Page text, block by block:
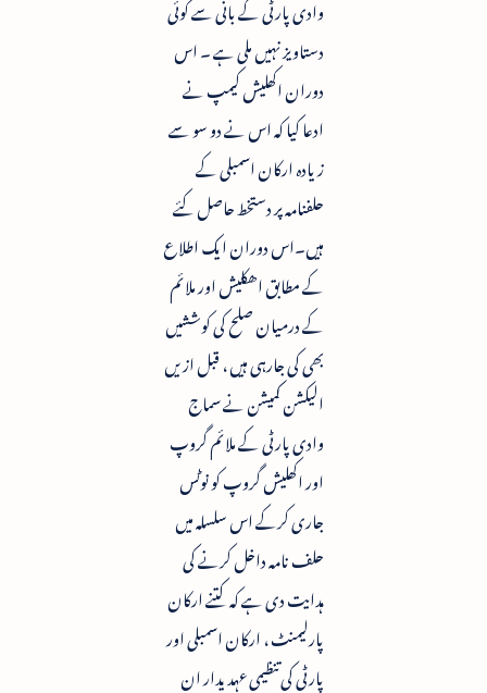
وادی پارٹی کے بانی سے کوئی
دستاویز نہیں ملی ہے ۔ اس
دوران اکھلیش کیمپ نے
ادعا کیا کہ اس نے دو سو سے
زیادہ ارکان اسمبلی کے
حلفنامہ پر دستخط حاصل کئے
ہیں۔اس دوران ایک اطلاع
کے مطابق اھکلیش اور ملائم
کے درمیان صلح کی کوششیں
بھی کی جارہی ہیں ، قبل ازیں
الیکشن کمیشن نے سماج
وادی پارٹی کے ملائم گروپ
اور اکھلیش گروپ کو نوٹس
جاری کرکے اس سلسلہ میں
حلف نامہ داخل کرنے کی
ہدایت دی ہے کہ کتنے ارکان
پارلیمنٹ ، ارکان اسمبلی اور
پارٹی کی تنظیمی عہدیدار ان